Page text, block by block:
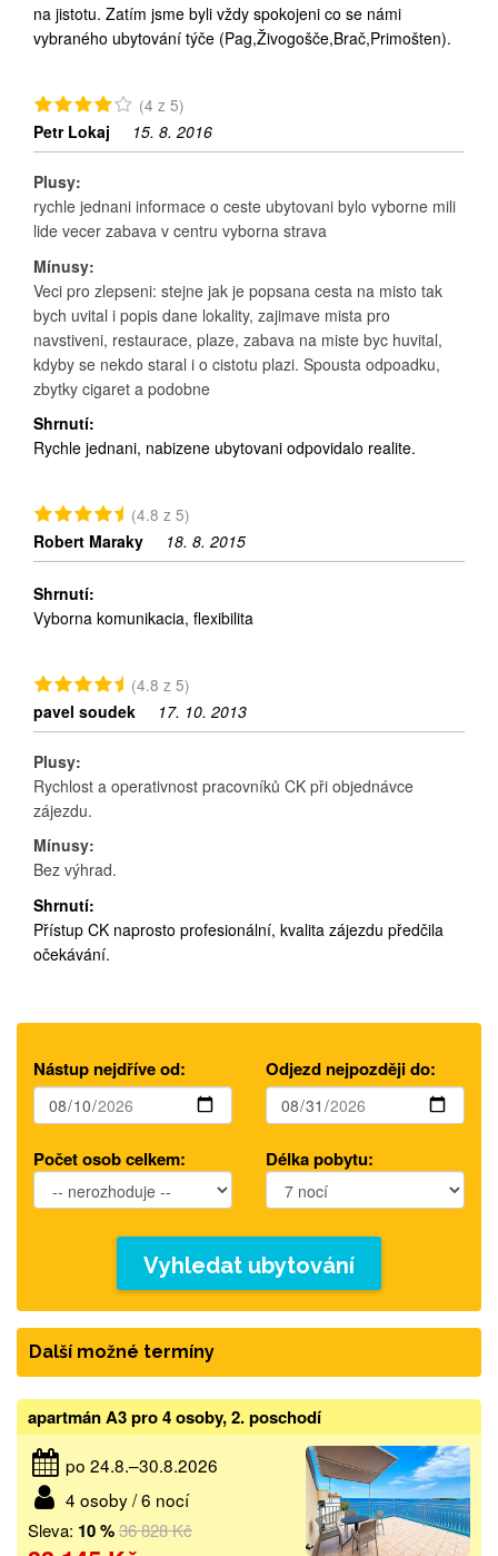
na jistotu. Zatím jsme byli vždy spokojeni co se námi
vybraného ubytování týče (Pag,Živogošče,Brač,Primošten).
(4 z 5)
Petr Lokaj
15. 8. 2016
Plusy:
rychle jednani informace o ceste ubytovani bylo vyborne mili
lide vecer zabava v centru vyborna strava
Mínusy:
Veci pro zlepseni: stejne jak je popsana cesta na misto tak
bych uvital i popis dane lokality, zajimave mista pro
navstiveni, restaurace, plaze, zabava na miste byc huvital,
kdyby se nekdo staral i o cistotu plazi. Spousta odpoadku,
zbytky cigaret a podobne
Shrnutí:
Rychle jednani, nabizene ubytovani odpovidalo realite.
(4.8 z 5)
Robert Maraky
18. 8. 2015
Shrnutí:
Vyborna komunikacia, flexibilita
(4.8 z 5)
pavel soudek
17. 10. 2013
Plusy:
Rychlost a operativnost pracovníků CK při objednávce
zájezdu.
Mínusy:
Bez výhrad.
Shrnutí:
Přístup CK naprosto profesionální, kvalita zájezdu předčila
očekávání.
Nástup nejdříve od: Odjezd nejpozději do:
Počet osob celkem: Délka pobytu:
Vyhledat ubytování
Další možné termíny
apartmán A3 pro 4 osoby, 2. poschodí
po 24.8.–30.8.2026
4 osoby / 6 nocí
Sleva: 10 %36 828 Kč